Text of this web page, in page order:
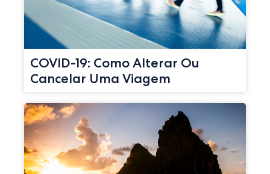
COVID-19: Como Alterar Ou
Cancelar Uma Viagem